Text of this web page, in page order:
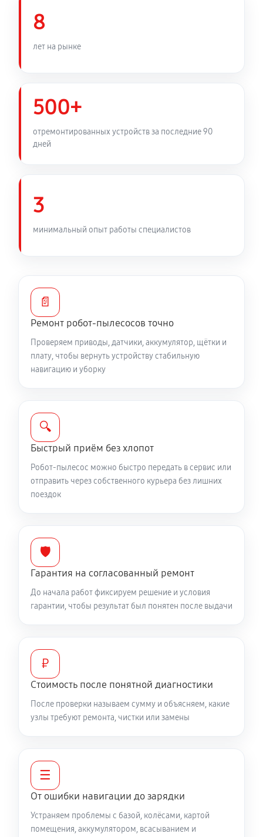
8
лет на рынке
500+
отремонтированных устройств за последние 90
дней
3
минимальный опыт работы специалистов
📄
Ремонт робот-пылесосов точно
Проверяем приводы, датчики, аккумулятор, щётки и
плату, чтобы вернуть устройству стабильную
навигацию и уборку
🔍
Быстрый приём без хлопот
Робот-пылесос можно быстро передать в сервис или
отправить через собственного курьера без лишних
поездок
🛡️
Гарантия на согласованный ремонт
До начала работ фиксируем решение и условия
гарантии, чтобы результат был понятен после выдачи
₽
Стоимость после понятной диагностики
После проверки называем сумму и объясняем, какие
узлы требуют ремонта, чистки или замены
☰
От ошибки навигации до зарядки
Устраняем проблемы с базой, колёсами, картой
помещения, аккумулятором, всасыванием и